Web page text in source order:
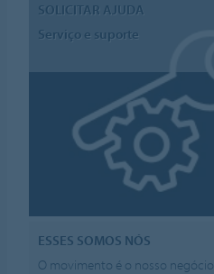
SOLICITAR AJUDA
Serviço e suporte
ESSES SOMOS NÓS
O movimento é o nosso negócio.